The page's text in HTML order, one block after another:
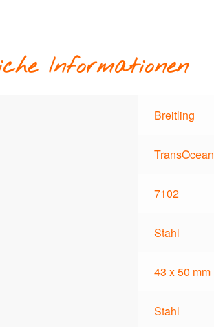
Informationen
Breitling
TransOcean
7102
Stahl
43 x 50 mm
Stahl